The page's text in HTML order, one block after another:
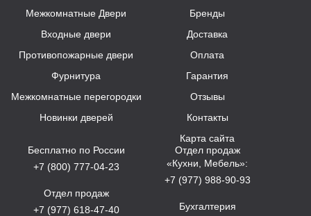
Межкомнатные Двери
Входные двери
Противопожарные двери
Фурнитура
Межкомнатные перегородки
Новинки дверей
Бренды
Доставка
Оплата
Гарантия
Отзывы
Контакты
Карта сайта
Бесплатно по России
+7 (800) 777-04-23
Отдел продаж
+7 (977) 618-47-40
Отдел продаж
«Кухни, Мебель»:
+7 (977) 988-90-93
Бухгалтерия